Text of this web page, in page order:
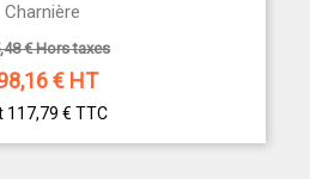
Charnière
€ Hors taxes
€ HT
117,79 € TTC